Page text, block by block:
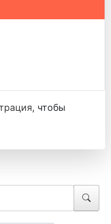
, чтобы